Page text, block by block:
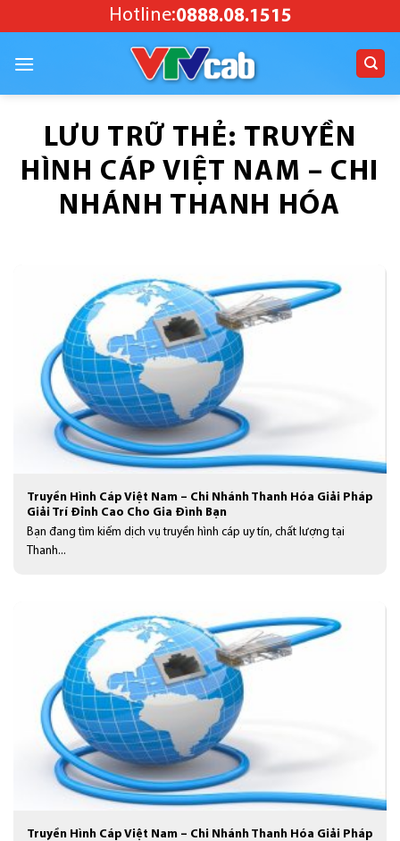
qua
Hotline:0888.08.1515
LƯU TRỮ THẺ: TRUYỀN
HÌNH CÁP VIỆT NAM – CHI
NHÁNH THANH HÓA
Truyền Hình Cáp Việt Nam – Chi Nhánh Thanh Hóa Giải Pháp
Giải Trí Đỉnh Cao Cho Gia Đình Bạn
Bạn đang tìm kiếm dịch vụ truyền hình cáp uy tín, chất lượng tại
Thanh...
Truyền Hình Cáp Việt Nam – Chi Nhánh Thanh Hóa Giải Pháp